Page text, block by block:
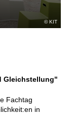
KIT
Gleichstellung"
Fachtag
in